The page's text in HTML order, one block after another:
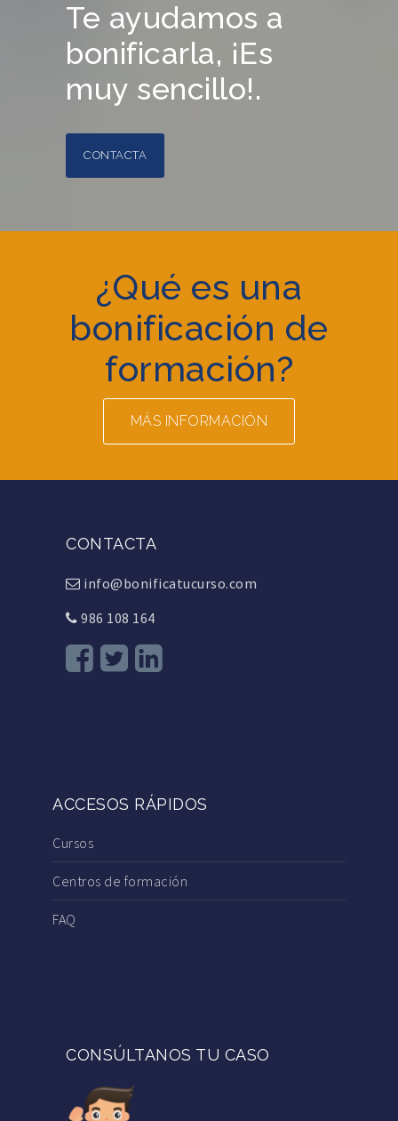
Te ayudamos a
bonificarla, ¡Es
muy sencillo!.
CONTACTA
¿Qué es una
bonificación de
formación?
MÁS INFORMACIÓN
CONTACTA
info@bonificatucurso.com
986 108 164
ACCESOS RÁPIDOS
Cursos
Centros de formación
FAQ
CONSÚLTANOS TU CASO